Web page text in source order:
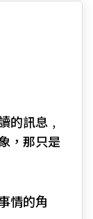
的訊息﹐
，那只是
情的角